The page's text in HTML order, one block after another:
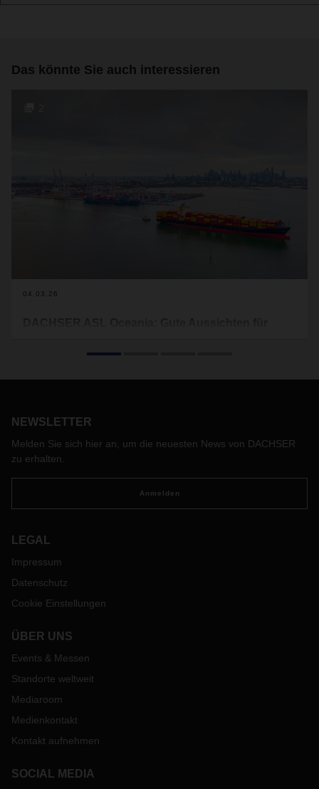
Das könnte Sie auch interessieren
04.03.26
Weltwirtschaft. DACHSER ASL Oceania verbindet von
NEWSLETTER
Melden Sie sich hier an, um die neuesten News von DACHSER
zu erhalten.
Anmelden
LEGAL
Impressum
Datenschutz
Cookie Einstellungen
ÜBER UNS
Events & Messen
Standorte weltweit
Mediaroom
Medienkontakt
Kontakt aufnehmen
SOCIAL MEDIA